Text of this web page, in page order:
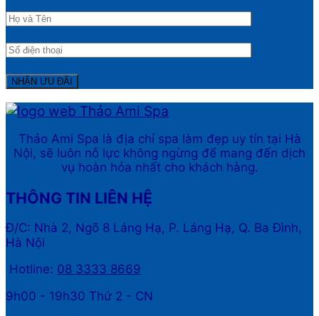
Thảo Ami Spa là địa chỉ spa làm đẹp uy tín tại Hà
Nội, sẽ luôn nỗ lực không ngừng để mang đến dịch
vụ hoàn hỏa nhất cho khách hàng.
THÔNG TIN LIÊN HỆ
Đ/C: Nhà 2, Ngõ 8 Láng Hạ, P. Láng Hạ, Q. Ba Đình,
Hà Nội
Hotline: 08 3333 8669
9h00 - 19h30 Thứ 2 - CN